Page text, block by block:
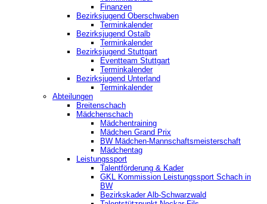
Finanzen
Bezirksjugend Oberschwaben
Terminkalender
Bezirksjugend Ostalb
Terminkalender
Bezirksjugend Stuttgart
‎Eventteam Stuttgart
Terminkalender
Bezirksjugend Unterland
Terminkalender
Abteilungen
Breitenschach
Mädchenschach
Mädchentraining
Mädchen Grand Prix
BW Mädchen-Mannschaftsmeisterschaft
Mädchentag
Leistungssport
Talentförderung & Kader
GKL Kommission Leistungssport Schach in
BW
Bezirkskader Alb-Schwarzwald